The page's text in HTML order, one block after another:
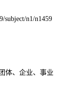
subject/n1/n1459
体、企业、事业